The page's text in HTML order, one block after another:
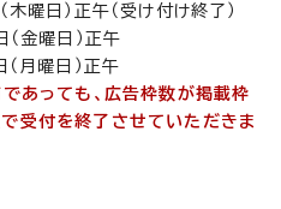
曜日）正午（受け付け終了）
金曜日）正午
月曜日）正午
であっても、広告枠数が掲載枠
受付を終了させていただきま